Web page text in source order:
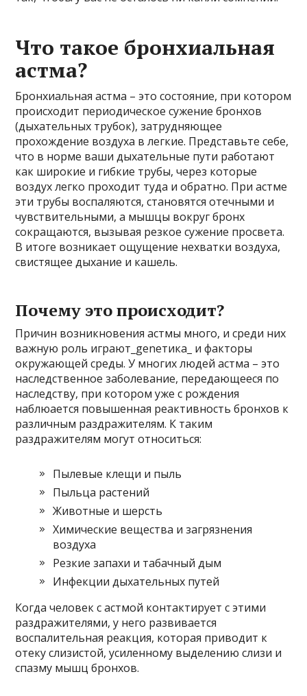
Что такое бронхиальная
астма?
Бронхиальная астма – это состояние, при котором
происходит периодическое сужение бронхов
(дыхательных трубок), затрудняющее
прохождение воздуха в легкие. Представьте себе,
что в норме ваши дыхательные пути работают
как широкие и гибкие трубы, через которые
воздух легко проходит туда и обратно. При астме
эти трубы воспаляются, становятся отечными и
чувствительными, а мышцы вокруг бронх
сокращаются, вызывая резкое сужение просвета.
В итоге возникает ощущение нехватки воздуха,
свистящее дыхание и кашель.
Почему это происходит?
Причин возникновения астмы много, и среди них
важную роль играют_genетика_ и факторы
окружающей среды. У многих людей астма – это
наследственное заболевание, передающееся по
наследству, при котором уже с рождения
наблюается повышенная реактивность бронхов к
различным раздражителям. К таким
раздражителям могут относиться:
Пылевые клещи и пыль
Пыльца растений
Животные и шерсть
Химические вещества и загрязнения
воздуха
Резкие запахи и табачный дым
Инфекции дыхательных путей
Когда человек с астмой контактирует с этими
раздражителями, у него развивается
воспалительная реакция, которая приводит к
отеку слизистой, усиленному выделению слизи и
спазму мышц бронхов.